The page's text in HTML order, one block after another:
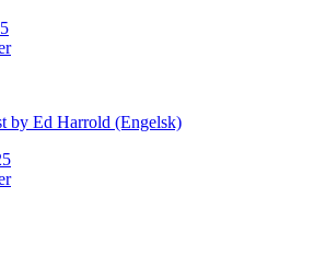
by Ed Harrold (Engelsk)